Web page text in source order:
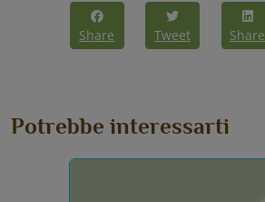
Share Tweet Share
Potrebbe interessarti